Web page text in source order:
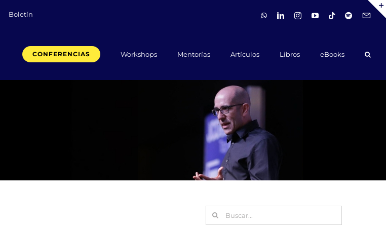
Boletín WhatsApp
LinkedInInstagramYouTubeTiktokSpotify
CONFERENCIAS Workshops Mentorías Artículos Libros eBooks
Buscar: